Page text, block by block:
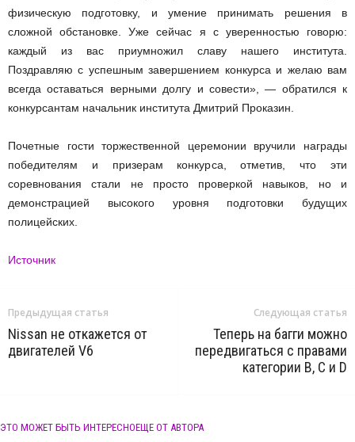
физическую подготовку, и умение принимать решения в
сложной обстановке. Уже сейчас я с уверенностью говорю:
каждый из вас приумножил славу нашего института.
Поздравляю с успешным завершением конкурса и желаю вам
всегда оставаться верными долгу и совести», — обратился к
конкурсантам начальник института Дмитрий Проказин.
Почетные гости торжественной церемонии вручили награды
победителям и призерам конкурса, отметив, что эти
соревнования стали не просто проверкой навыков, но и
демонстрацией высокого уровня подготовки будущих
полицейских.
Источник
Предыдущая статья
Nissan не откажется от
двигателей V6
Следующая статья
Теперь на багги можно
передвигаться с правами
категории B, C и D
ЭТО МОЖЕТ БЫТЬ ИНТЕРЕСНОЕЩЕ ОТ АВТОРА